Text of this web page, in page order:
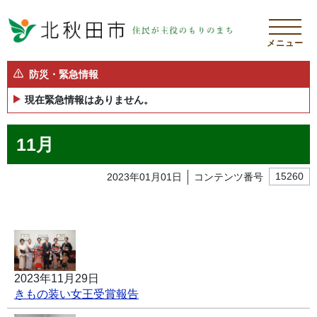
メニュー
防災・緊急情報
現在緊急情報はありません。
11月
2023年01月01日 コンテンツ番号 15260
2023年11月29日
きもの装い女王受賞報告